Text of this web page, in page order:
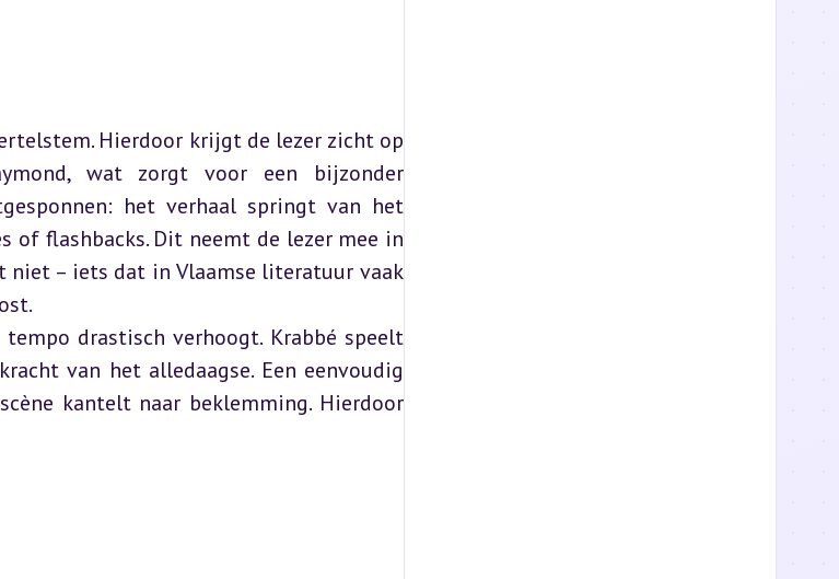
Hierdoor krijgt de lezer zicht op
wat zorgt voor een bijzonder
het verhaal springt van het
of flashbacks. Dit neemt de lezer mee in
– iets dat in Vlaamse literatuur vaak
drastisch verhoogt. Krabbé speelt
van het alledaagse. Een eenvoudig
kantelt naar beklemming. Hierdoor